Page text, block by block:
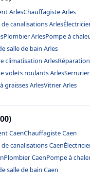
ArlesChauffagiste Arles
canalisations Arles
Plombier ArlesPompe à
salle de bain Arles
climatisation Arles
volets roulants Arles
graisses ArlesVitrier Arles
CaenChauffagiste Caen
canalisations Caen
Plombier CaenPompe à
salle de bain Caen